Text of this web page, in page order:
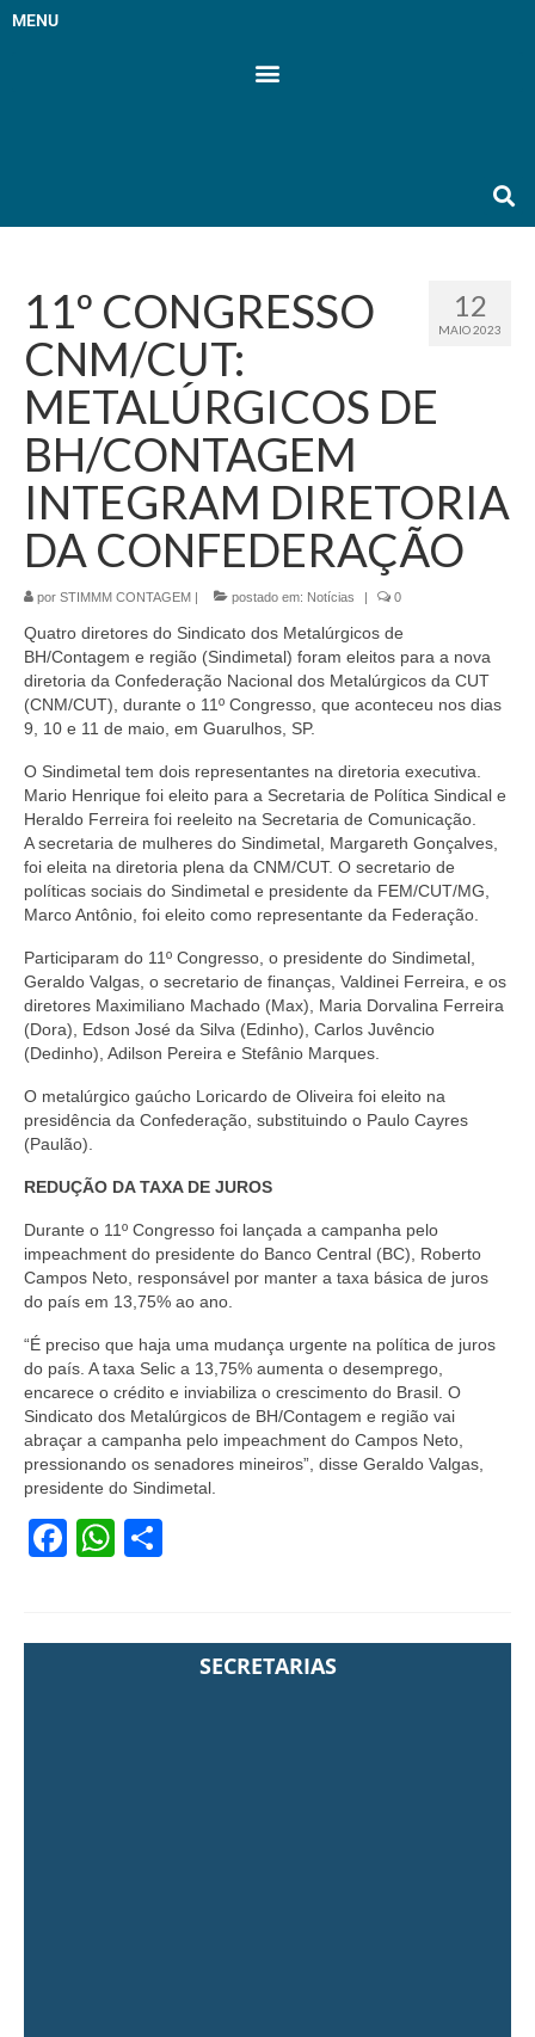
MENU
12
MAIO 2023
11º CONGRESSO
CNM/CUT:
METALÚRGICOS DE
BH/CONTAGEM
INTEGRAM DIRETORIA
DA CONFEDERAÇÃO
por STIMMM CONTAGEM | postado em: Notícias | 0
Quatro diretores do Sindicato dos Metalúrgicos de
BH/Contagem e região (Sindimetal) foram eleitos para a nova
diretoria da Confederação Nacional dos Metalúrgicos da CUT
(CNM/CUT), durante o 11º Congresso, que aconteceu nos dias
9, 10 e 11 de maio, em Guarulhos, SP.
O Sindimetal tem dois representantes na diretoria executiva.
Mario Henrique foi eleito para a Secretaria de Política Sindical e
Heraldo Ferreira foi reeleito na Secretaria de Comunicação.
A secretaria de mulheres do Sindimetal, Margareth Gonçalves,
foi eleita na diretoria plena da CNM/CUT. O secretario de
políticas sociais do Sindimetal e presidente da FEM/CUT/MG,
Marco Antônio, foi eleito como representante da Federação.
Participaram do 11º Congresso, o presidente do Sindimetal,
Geraldo Valgas, o secretario de finanças, Valdinei Ferreira, e os
diretores Maximiliano Machado (Max), Maria Dorvalina Ferreira
(Dora), Edson José da Silva (Edinho), Carlos Juvêncio
(Dedinho), Adilson Pereira e Stefânio Marques.
O metalúrgico gaúcho Loricardo de Oliveira foi eleito na
presidência da Confederação, substituindo o Paulo Cayres
(Paulão).
REDUÇÃO DA TAXA DE JUROS
Durante o 11º Congresso foi lançada a campanha pelo
impeachment do presidente do Banco Central (BC), Roberto
Campos Neto, responsável por manter a taxa básica de juros
do país em 13,75% ao ano.
“É preciso que haja uma mudança urgente na política de juros
do país. A taxa Selic a 13,75% aumenta o desemprego,
encarece o crédito e inviabiliza o crescimento do Brasil. O
Sindicato dos Metalúrgicos de BH/Contagem e região vai
abraçar a campanha pelo impeachment do Campos Neto,
pressionando os senadores mineiros”, disse Geraldo Valgas,
presidente do Sindimetal.
Facebook
WhatsApp
SECRETARIAS